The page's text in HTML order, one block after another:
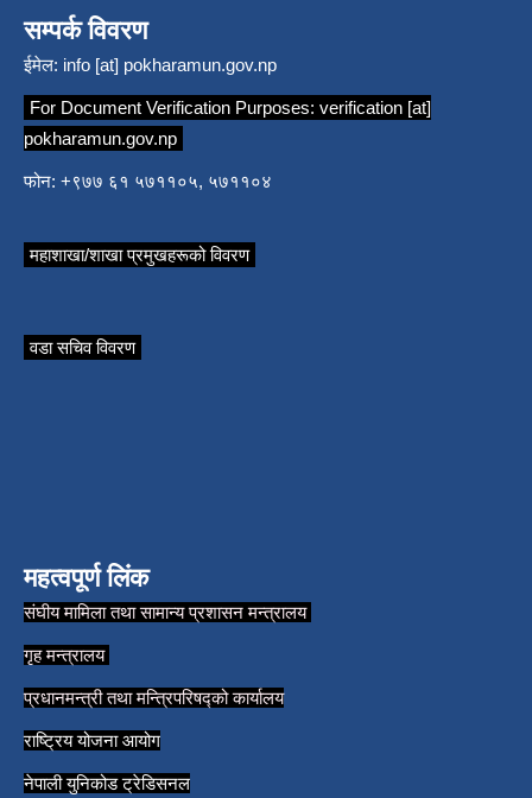
सम्पर्क विवरण
ईमेल: info [at] pokharamun.gov.np
For Document Verification Purposes: verification [at]
pokharamun.gov.np
फोन: +९७७ ६१ ५७११०५, ५७११०४
महाशाखा/शाखा प्रमुखहरूको विवरण
वडा सचिव विवरण
महत्वपूर्ण लिंक
संघीय मामिला तथा सामान्य प्रशासन मन्त्रालय
गृह मन्त्रालय
प्रधानमन्त्री तथा मन्त्रिपरिषद्को कार्यालय
राष्ट्रिय योजना आयोग
नेपाली युनिकोड ट्रेडिसनल